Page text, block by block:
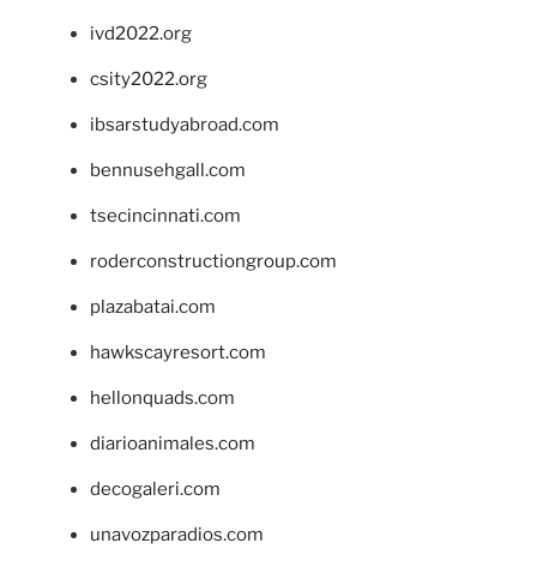
ivd2022.org
csity2022.org
ibsarstudyabroad.com
bennusehgall.com
tsecincinnati.com
roderconstructiongroup.com
plazabatai.com
hawkscayresort.com
hellonquads.com
diarioanimales.com
decogaleri.com
unavozparadios.com